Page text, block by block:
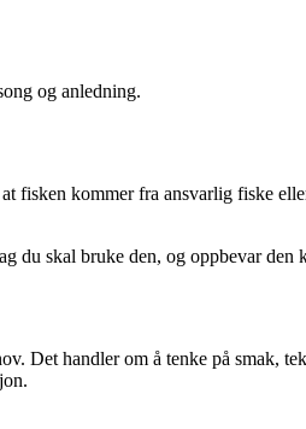
og anledning.
fisken kommer fra ansvarlig fiske
du skal bruke den, og oppbevar den
Det handler om å tenke på smak,